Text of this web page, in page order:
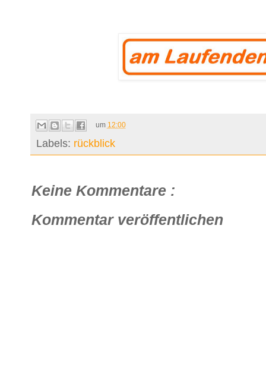
um 12:00
Labels: rückblick
Keine Kommentare :
Kommentar veröffentlichen